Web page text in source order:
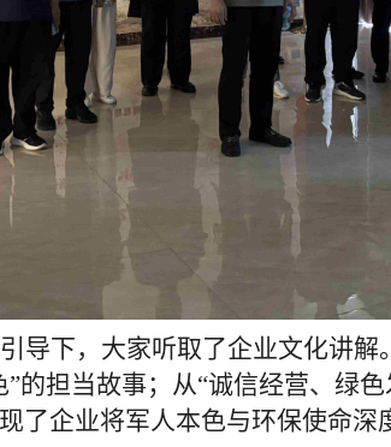
导下，大家听取了企业文化讲
”的担当故事；从“诚信经营、绿
了企业将军人本色与环保使命深